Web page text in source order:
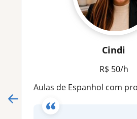
Cindi
R$ 50/h
Aulas de Espanhol com